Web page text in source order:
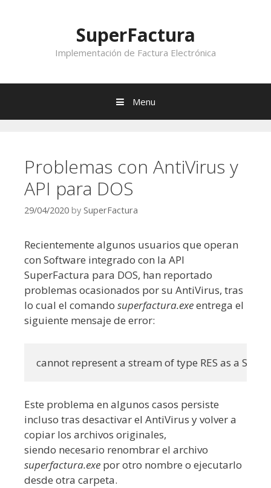
SuperFactura
Implementación de Factura Electrónica
Menu
Problemas con AntiVirus y
API para DOS
29/04/2020 by SuperFactura
Recientemente algunos usuarios que operan
con Software integrado con la API
SuperFactura para DOS, han reportado
problemas ocasionados por su AntiVirus, tras
lo cual el comando superfactura.exeentrega el
siguiente mensaje de error:
cannot represent a stream of type RES as a
Este problema en algunos casos persiste
incluso tras desactivar el AntiVirus y volver a
copiar los archivos originales,
siendo necesario renombrar el archivo
superfactura.exe por otro nombre o ejecutarlo
desde otra carpeta.